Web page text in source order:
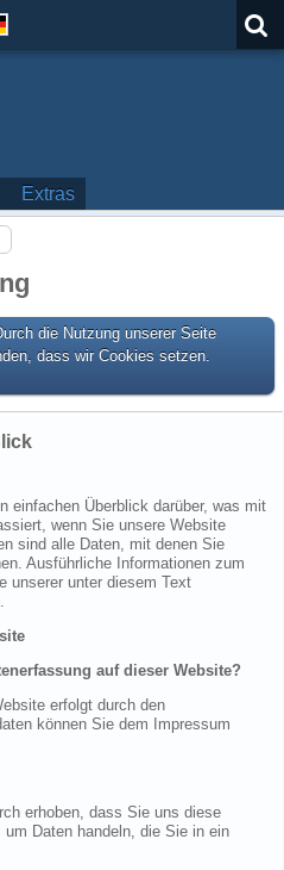
Extras
die Nutzung unserer Seite
dass wir Cookies setzen.
einfachen Überblick darüber, was mit
wenn Sie unsere Website
sind alle Daten, mit denen Sie
Ausführliche Informationen zum
unserer unter diesem Text
auf dieser Website?
erfolgt durch den
können Sie dem Impressum
erhoben, dass Sie uns diese
Daten handeln, die Sie in ein